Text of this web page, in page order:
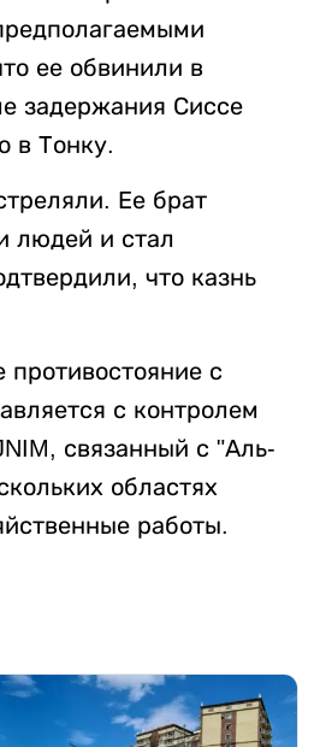
ее обвинили в
задержания Сиссе
в Тонку.
Ее брат
людей и стал
что казнь
с
с контролем
связанный с "Аль-
областях
работы.